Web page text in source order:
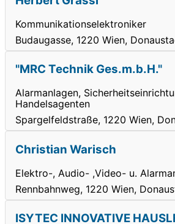
Kommunikationselektroniker
Budaugasse, 1220 Wien,
"MRC Technik Ges.m.b.H."
Alarmanlagen,
Handelsagenten
Spargelfeldstraße, 1220 Wien,
Christian Warisch
Elektro-, Audio- ,Video- u.
Rennbahnweg, 1220 Wien,
ISYTEC INNOVATIVE